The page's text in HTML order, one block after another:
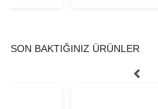
SON BAKTIĞINIZ ÜRÜNLER